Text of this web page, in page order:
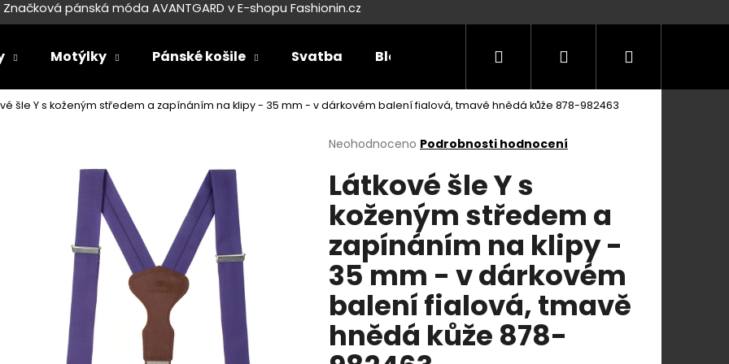
Značková pánská móda AVANTGARD v E-shopu Fashionin.cz
Motýlky Pánské košile Svatba Blog Příležitosti Velikostní tabulky
Hledat PřihlášeníNákupní
šle Y s koženým středem a zapínáním na klipy - 35 mm - v dárkovém balení fialová, tmavě hnědá kůže 878-982463
Průměrné
produktu
je
0,0
5
hvězdiček.
Neohodnoceno Podrobnosti hodnocení
Látkové šle Y s
koženým středem a
zapínáním na klipy -
35 mm - v dárkovém
balení fialová, tmavě
hnědá kůže 878-
Co potřebujete najít?
Doporučujeme
SET LÁTKOVÉ ŠLE Y S KOŽENÝM SET LÁTKOVÉ ŠLE Y S KOŽENÝM